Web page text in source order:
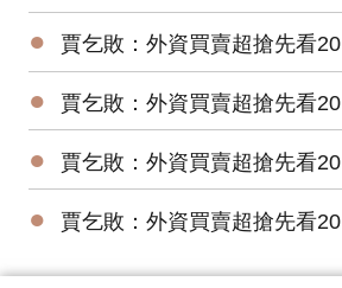
● 賈乞敗：外資買賣超搶先看20230811
● 賈乞敗：外資買賣超搶先看20230810
● 賈乞敗：外資買賣超搶先看20230809
● 賈乞敗：外資買賣超搶先看20230808